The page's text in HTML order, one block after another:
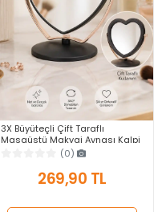
3X Büyüteçli Çift Taraflı
Masaüstü Makyaj Aynası Kalpi
Siyah Rose Gold Standlı
Dekoratif Yakın Ayna
(0)
269,90 TL